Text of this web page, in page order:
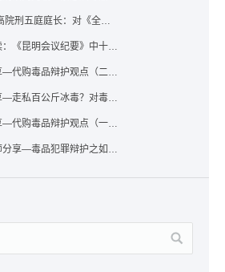
福州毒品律师推荐:最高院刑五庭庭长：对《全国法院毒品案件审判工作会议纪要》的理解与适用
福州毒品律师推荐阅读：《昆明会议纪要》中十个“意想不到”的规定
福州毒品辩护律师分享—代购毒品辩护观点（二）——“牟利”之辩
福州毒品辩护律师分享—走私百公斤冰毒？对毒品缺失型走私毒品罪案件，该如何有效辩护
福州毒品辩护律师分享—代购毒品辩护观点（一）——“真假”之辩
福州毒品犯罪辩护律师分享—毒品犯罪辩护之如何提炼言辞证据